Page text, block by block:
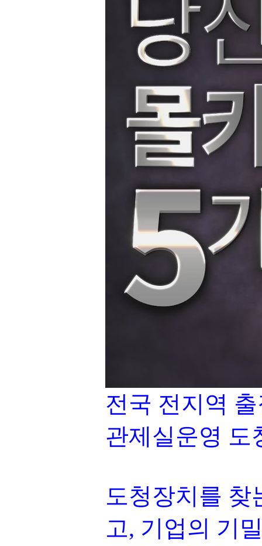
전국 전지역
관제실운영 도
도청장치를 찾
고, 기업의 기